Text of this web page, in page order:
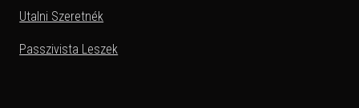
Utalni Szeretnék
Passzivista Leszek